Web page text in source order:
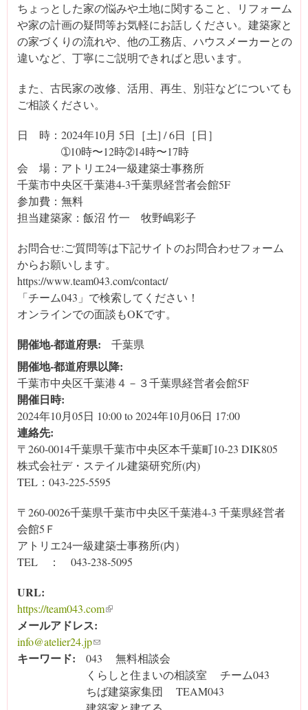
ちょっとした家の悩みや土地に関すること、リフォーム
や家の計画の疑問等お気軽にお話しください。建築家と
の家づくりの流れや、他の工務店、ハウスメーカーとの
違いなど、丁寧にご説明できればと思います。
また、古民家の改修、活用、再生、別荘などについても
ご相談ください。
日 時：2024年10月 5日［土] / 6日［日］
➀10時〜12時➁14時〜17時
会 場：アトリエ24一級建築士事務所
千葉市中央区千葉港4-3千葉県経営者会館5F
参加費：無料
担当建築家：飯沼 竹一 牧野嶋彩子
お問合せ:ご質問等は下記サイトのお問合わせフォーム
からお願いします。
https://www.team043.com/contact/
「チーム043」で検索してください！
オンラインでの面談もOKです。
開催地-都道府県: 千葉県
開催地‐都道府県以降:
千葉市中央区千葉港４－３千葉県経営者会館5F
開催日時:
2024年10月05日 10:00to2024年10月06日 17:00
連絡先:
〒260-0014千葉県千葉市中央区本千葉町10-23 DIK805
株式会社デ・ステイル建築研究所(内)
TEL：043-225-5595
〒260-0026千葉県千葉市中央区千葉港4-3 千葉県経営者
会館5Ｆ
アトリエ24一級建築士事務所(内）
TEL ： 043-238-5095
URL:
https://team043.com(link is external)
メールアドレス:
info@atelier24.jp(link sends e-mail)
キーワード: 043
無料相談会
くらしと住まいの相談室
チーム043
ちば建築家集団
TEAM043